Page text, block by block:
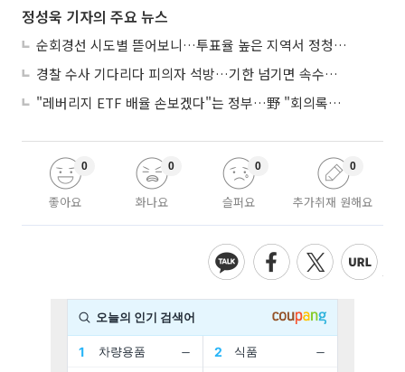
정성욱 기자의 주요 뉴스
순회경선 시도별 뜯어보니…투표율 높은 지역서 정청래 강세
경찰 수사 기다리다 피의자 석방…기한 넘기면 속수무책
"레버리지 ETF 배율 손보겠다"는 정부…野 "회의록부터 내놔야"
좋아요
0
화나요
0
슬퍼요
0
추가취재 원해요
0